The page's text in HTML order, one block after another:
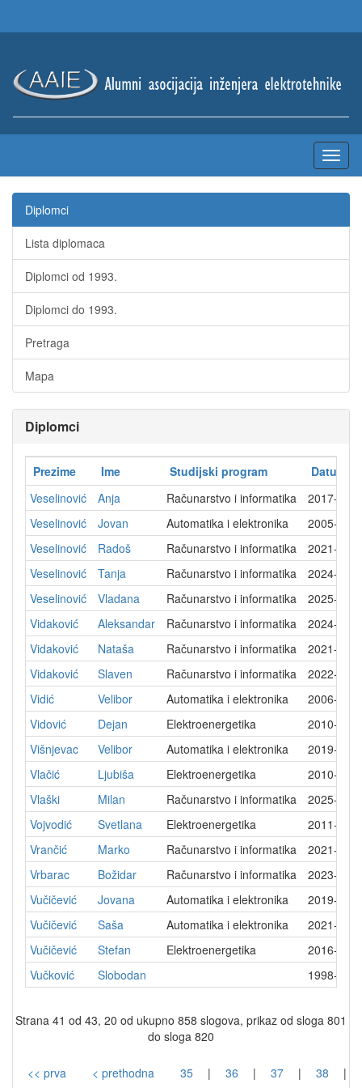
Diplomci
Lista diplomaca
Diplomci od 1993.
Diplomci do 1993.
Pretraga
Mapa
Diplomci
Prezime Ime Studijski program
Datum
Veselinović
Anja Računarstvo i informatika
2017-09-
Veselinović
Jovan Automatika i elektronika
2005-03-
Veselinović
Radoš Računarstvo i informatika
2021-05-
Veselinović
Tanja Računarstvo i informatika
2024-07-
Veselinović
Vladana Računarstvo i informatika
2025-07-
Vidaković
Aleksandar Računarstvo i informatika
2024-07-
Vidaković
Nataša Računarstvo i informatika
2021-05-
Vidaković
Slaven Računarstvo i informatika
2022-04-
Vidić
Velibor Automatika i elektronika
2006-10-
Vidović
Dejan Elektroenergetika
2010-10-
Višnjevac
Velibor Automatika i elektronika
2019-12-
Vlačić
Ljubiša Elektroenergetika
2010-11-
Vlaški
Milan Računarstvo i informatika
2025-07-
Vojvodić
Svetlana Elektroenergetika
2011-09-
Vrančić
Marko Računarstvo i informatika
2021-11-
Vrbarac
Božidar Računarstvo i informatika
2023-05-
Vučičević
Jovana Automatika i elektronika
2019-12-
Vučičević
Saša Automatika i elektronika
2021-12-
Vučičević
Stefan Elektroenergetika
2016-09-
Vučković
Slobodan 1998-04-
Strana 41 od 43, 20 od ukupno 858 slogova, prikaz od sloga 801
do sloga 820
<< prva < prethodna 35 | 36 | 37 | 38 |